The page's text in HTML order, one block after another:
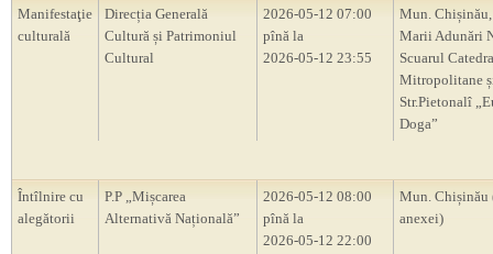
Manifestaţie
culturală
Direcția Generală
Cultură și Patrimoniul
Cultural
2026-05-12 07:00
pînă la
2026-05-12 23:55
Mun.
Marii Adunări
Scuarul
Mitropolitane
Str.Pietonalî
Doga”
Întîlnire cu
alegătorii
P.P „Mișcarea
Alternativă Națională”
2026-05-12 08:00
pînă la
2026-05-12 22:00
Mun. Chișinău
anexei)